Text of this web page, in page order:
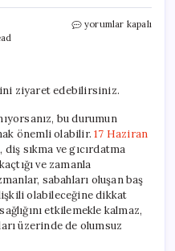
Sabah
Çözüm
için
yorumlar kapalı
ziyaret edebilirsiniz.
bu durumun
önemli olabilir.17 Haziran
sıkma ve gıcırdatma
ve zamanla
sabahları oluşan baş
olabileceğine dikkat
etkilemekle kalmaz,
üzerinde de olumsuz